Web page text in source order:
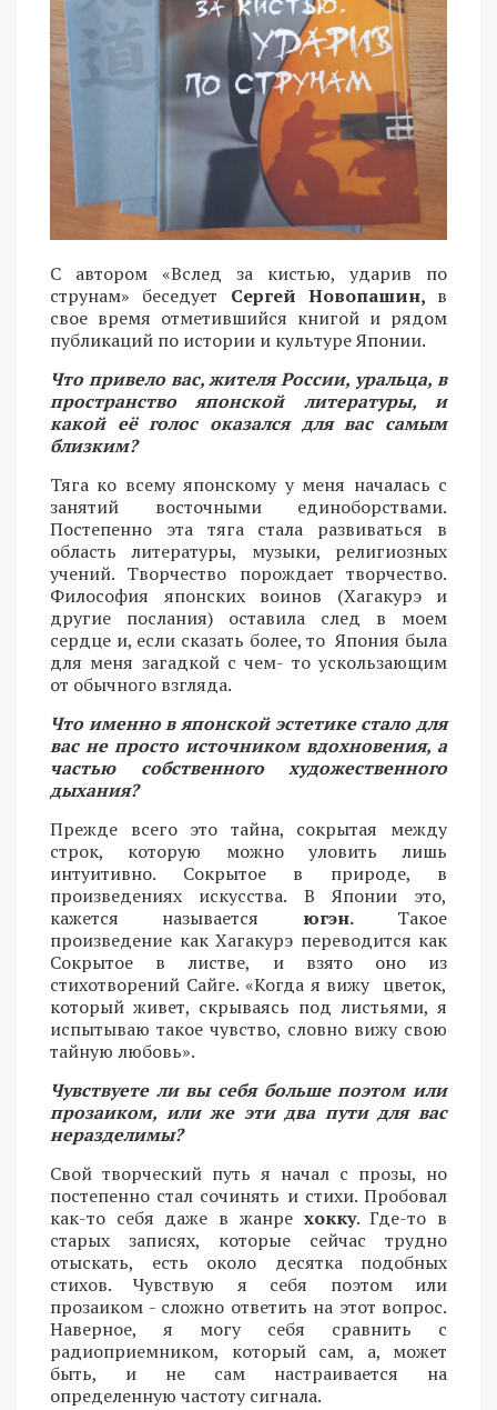
С автором «Вслед за кистью, ударив по
струнам» беседует Сергей Новопашин, в
свое время отметившийся книгой и рядом
публикаций по истории и культуре Японии.
Что привело вас, жителя России, уральца, в
пространство японской литературы, и
какой её голос оказался для вас самым
близким?
Тяга ко всему японскому у меня началась с
занятий восточными единоборствами.
Постепенно эта тяга стала развиваться в
область литературы, музыки, религиозных
учений. Творчество порождает творчество.
Философия японских воинов (Хагакурэ и
другие послания) оставила след в моем
сердце и, если сказать более, то Япония была
для меня загадкой с чем- то ускользающим
от обычного взгляда.
Что именно в японской эстетике стало для
вас не просто источником вдохновения, а
частью собственного художественного
дыхания?
Прежде всего это тайна, сокрытая между
строк, которую можно уловить лишь
интуитивно. Сокрытое в природе, в
произведениях искусства. В Японии это,
кажется называется югэн.Такое
произведение как Хагакурэ переводится как
Сокрытое в листве, и взято оно из
стихотворений Сайге. «Когда я вижу цветок,
который живет, скрываясь под листьями, я
испытываю такое чувство, словно вижу свою
тайную любовь».
Чувствуете ли вы себя больше поэтом или
прозаиком, или же эти два пути для вас
неразделимы?
Свой творческий путь я начал с прозы, но
постепенно стал сочинять и стихи. Пробовал
как-то себя даже в жанре хокку. Где-то в
старых записях, которые сейчас трудно
отыскать, есть около десятка подобных
стихов. Чувствую я себя поэтом или
прозаиком - сложно ответить на этот вопрос.
Наверное, я могу себя сравнить с
радиоприемником, который сам, а, может
быть, и не сам настраивается на
определенную частоту сигнала.